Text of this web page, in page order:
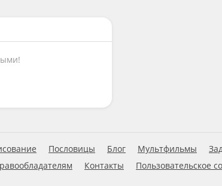
Пословицы Блог Мультфильмы
Контакты
Пользовательское